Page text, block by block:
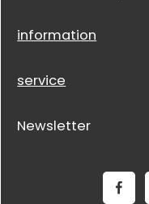
information
service
Newsletter